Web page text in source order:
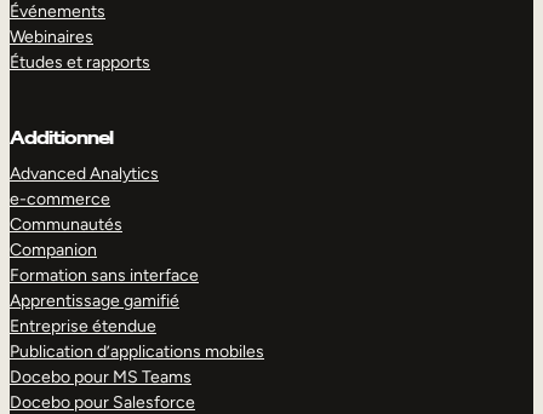
Événements
Webinaires
Études et rapports
Additionnel
Advanced Analytics
e-commerce
Communautés
Companion
Formation sans interface
Apprentissage gamifié
Entreprise étendue
Publication d’applications mobiles
Docebo pour MS Teams
Docebo pour Salesforce